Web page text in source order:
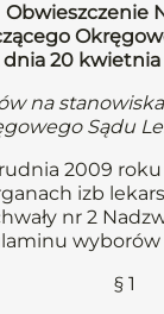
Obwieszczenie
dnia 20
na
Sądu
2009 roku
izb
nr 2
§ 1